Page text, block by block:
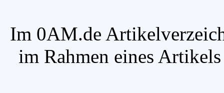
Im 0AM.de
im Rahmen eines